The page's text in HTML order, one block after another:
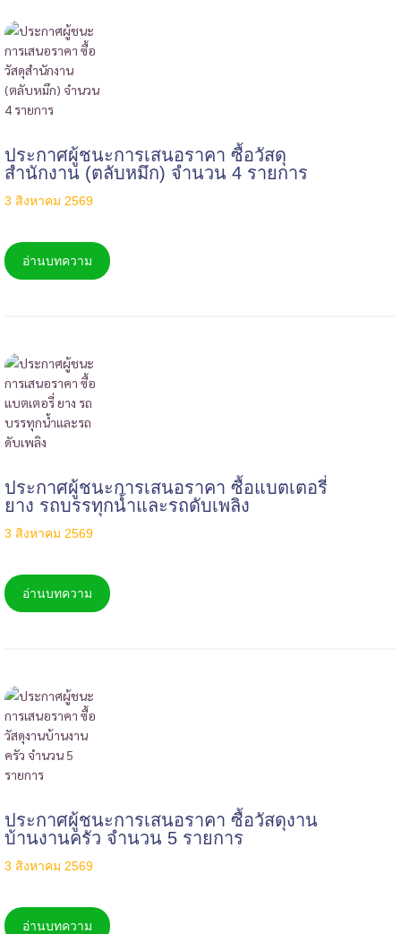
ประกาศผู้ชนะการเสนอราคา ซื้อวัสดุ
สำนักงาน (ตลับหมึก) จำนวน 4 รายการ
3 สิงหาคม 2569
อ่านบทความ
ประกาศผู้ชนะการเสนอราคา ซื้อแบตเตอรี่
ยาง รถบรรทุกน้ำและรถดับเพลิง
3 สิงหาคม 2569
อ่านบทความ
ประกาศผู้ชนะการเสนอราคา ซื้อวัสดุงาน
บ้านงานครัว จำนวน 5 รายการ
3 สิงหาคม 2569
อ่านบทความ